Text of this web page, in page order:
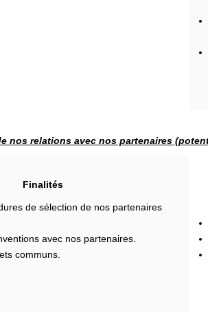
nos relations avec nos partenaires
Finalités
de sélection de nos partenaires
avec nos partenaires.
communs.